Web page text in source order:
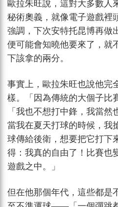
歐拉朱旺說，這對大多數人
秘術奧義，就像電子遊戲裡
強調，下次安特托昆博再做
便可能會知曉他要來了，就
下該拿的兩分。
事實上，歐拉朱旺也說他完
樣。「因為傳統的大個子比
「我也不想打中鋒，我當然
當我在夏天打球的時候，我
球傳給後衛，想要把它打下
得：我真的自由了！比賽也
遊戲之中。」
但在他那個年代，這些都是